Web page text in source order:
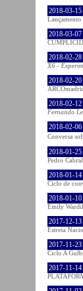
2018-03-15
2018-03-07
2018-02-28
X6 -
2018-02-20
2018-02-12
Fernando
2018-02-06
Conversa
2018-01-25
Pedro
2018-01-14
Ciclo de
2018-01-10
Emily
2017-12-13
Estreia
2017-11-23
Ciclo A
2017-11-14